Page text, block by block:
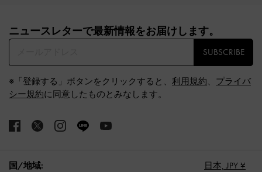
ニュースレターで最新情報をお届けします。​
SUBSCRIBE
※「登録する」ボタンをクリックすると、 利用規約、 プライバ
シー規約に同意したものとみなします。
国/地域: 日本, JPY ¥